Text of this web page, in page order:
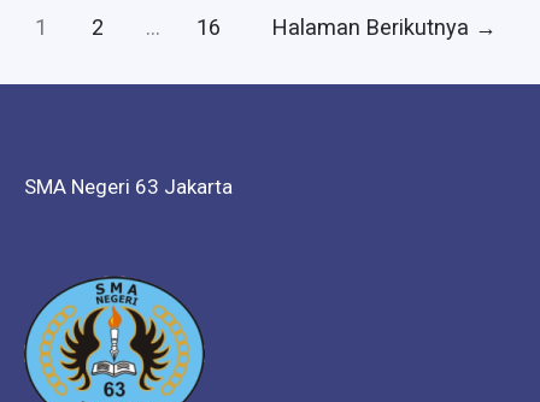
Paginasi
1 2 … 16 Halaman Berikutnya →
SMA Negeri 63 Jakarta